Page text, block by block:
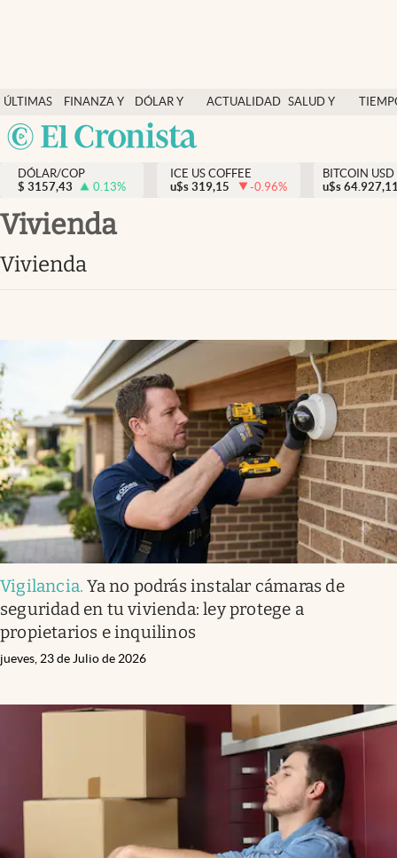
ÚLTIMAS
NOTICIAS
FINANZA Y
ECONOMÍA
DÓLAR Y
MERCADOS
ACTUALIDAD SALUD Y
México
Salud y nutrición
Vida espiritual
Actualidad
Dólar y mercados
Curiosidades
DÓLAR/COP
$ 3157,43 0.13%
ICE US COFFEE
u$s 319,15 -0.96%
BITCOIN USD
u$s
vivienda
vivienda
Vigilancia.Ya no podrás instalar cámaras de
seguridad en tu vivienda: ley protege a
propietarios e inquilinos
jueves, 23 de Julio de 2026